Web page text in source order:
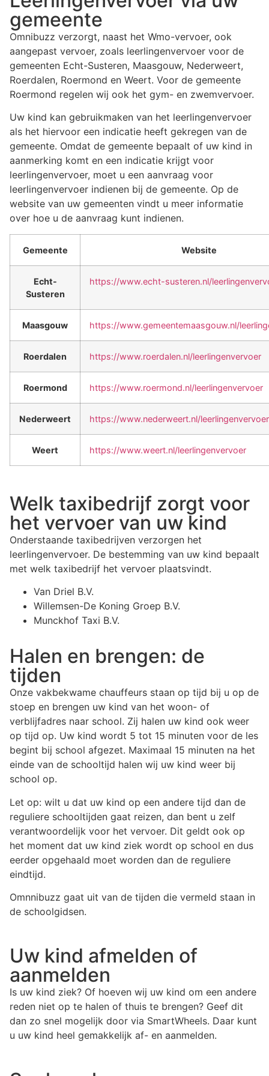
gemeente
Omnibuzz verzorgt, naast het Wmo-vervoer, ook
aangepast vervoer, zoals leerlingenvervoer voor de
gemeenten Echt-Susteren, Maasgouw, Nederweert,
Roerdalen, Roermond en Weert. Voor de gemeente
Roermond regelen wij ook het gym- en zwemvervoer.
Uw kind kan gebruikmaken van het leerlingenvervoer
als het hiervoor een indicatie heeft gekregen van de
gemeente. Omdat de gemeente bepaalt of uw kind in
aanmerking komt en een indicatie krijgt voor
leerlingenvervoer, moet u een aanvraag voor
leerlingenvervoer indienen bij de gemeente. Op de
website van uw gemeenten vindt u meer informatie
over hoe u de aanvraag kunt indienen.
Gemeente Website
Echt-
Susteren
https://www.echt-susteren.nl/
Maasgouw https://www.gemeentemaasgouw.nl/
Roerdalen https://www.roerdalen.nl/leerlingenvervoer
Roermond https://www.roermond.nl/leerlingenvervoer
Nederweert https://www.nederweert.nl/leerlingenvervoer
Weert https://www.weert.nl/leerlingenvervoer
Welk taxibedrijf zorgt voor
het vervoer van uw kind
Onderstaande taxibedrijven verzorgen het
leerlingenvervoer. De bestemming van uw kind bepaalt
met welk taxibedrijf het vervoer plaatsvindt.
Van Driel B.V.
Willemsen-De Koning Groep B.V.
Munckhof Taxi B.V.
Halen en brengen: de
tijden
Onze vakbekwame chauffeurs staan op tijd bij u op de
stoep en brengen uw kind van het woon- of
verblijfadres naar school. Zij halen uw kind ook weer
op tijd op. Uw kind wordt 5 tot 15 minuten voor de les
begint bij school afgezet. Maximaal 15 minuten na het
einde van de schooltijd halen wij uw kind weer bij
school op.
Let op: wilt u dat uw kind op een andere tijd dan de
reguliere schooltijden gaat reizen, dan bent u zelf
verantwoordelijk voor het vervoer. Dit geldt ook op
het moment dat uw kind ziek wordt op school en dus
eerder opgehaald moet worden dan de reguliere
eindtijd.
Omnnibuzz gaat uit van de tijden die vermeld staan in
de schoolgidsen.
Uw kind afmelden of
aanmelden
Is uw kind ziek? Of hoeven wij uw kind om een andere
reden niet op te halen of thuis te brengen? Geef dit
dan zo snel mogelijk door via SmartWheels. Daar kunt
u uw kind heel gemakkelijk af- en aanmelden.